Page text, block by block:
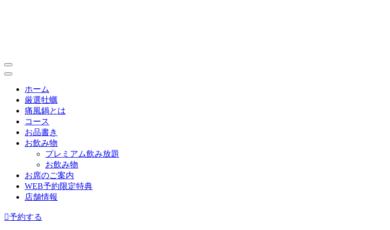
ホーム
厳選牡蠣
痛風鍋とは
コース
お品書き
お飲み物
プレミアム飲み放題
お飲み物
お席のご案内
WEB予約限定特典
店舗情報
予約する